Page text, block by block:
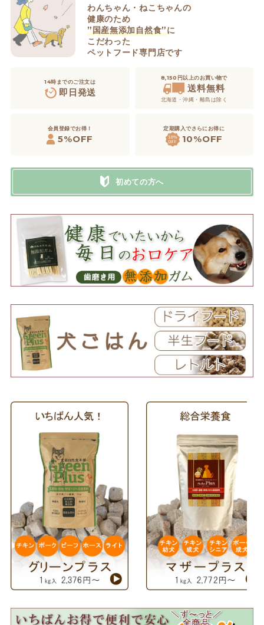
わんちゃん・ねこちゃんの
健康のため
”国産無添加自然食”に
こだわった
ペットフード専門店です
14時までのご注文は
即日発送
8,150円以上のお買い物で
送料無料
北海道・沖縄・離島は除く
会員登録でお得！
5%OFF
定期購入でさらにお得に
10%OFF
初めての方へ